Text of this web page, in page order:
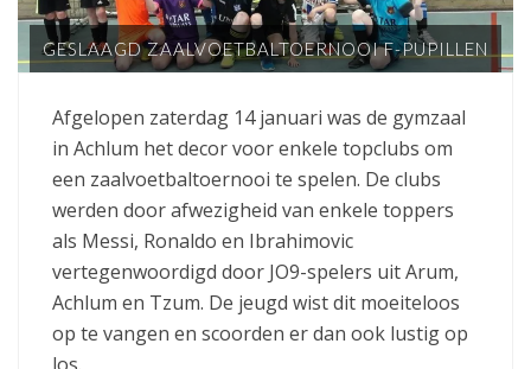
GESLAAGD ZAALVOETBALTOERNOOI F-PUPILLEN
Afgelopen zaterdag 14 januari was de gymzaal
in Achlum het decor voor enkele topclubs om
een zaalvoetbaltoernooi te spelen. De clubs
werden door afwezigheid van enkele toppers
als Messi, Ronaldo en Ibrahimovic
vertegenwoordigd door JO9-spelers uit Arum,
Achlum en Tzum. De jeugd wist dit moeiteloos
op te vangen en scoorden er dan ook lustig op